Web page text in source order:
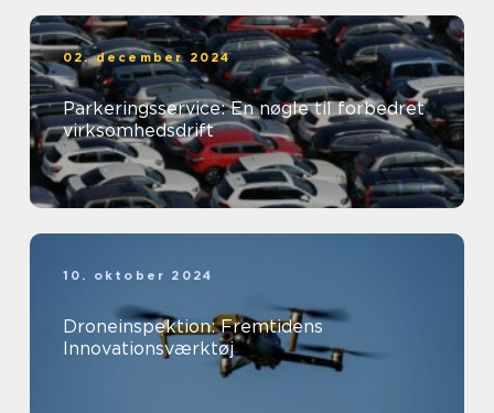
02. december 2024
Parkeringsservice: En nøgle til forbedret
virksomhedsdrift
10. oktober 2024
Droneinspektion: Fremtidens
Innovationsværktøj